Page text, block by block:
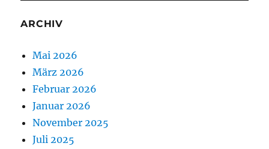
ARCHIV
Mai 2026
März 2026
Februar 2026
Januar 2026
November 2025
Juli 2025